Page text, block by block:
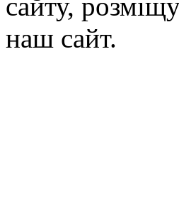
наш сайт.